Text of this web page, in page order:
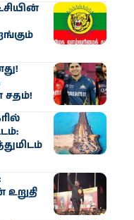
சதம்!